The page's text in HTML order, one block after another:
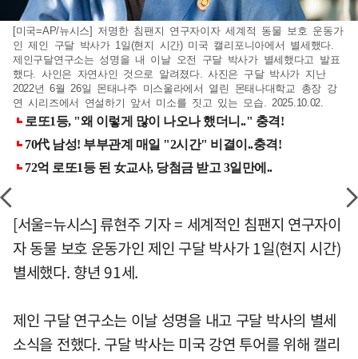
[미국=AP/뉴시스] 저명한 침팬지 연구자이자 세계적 동물 보호 운동가
인 제인 구달 박사가 1일(현지 시간) 미국 캘리포니아에서 별세했다.
제인구달연구소는 성명을 내 이날 오전 구달 박사가 별세했다고 발표
했다. 사인은 자연사인 것으로 알려졌다. 사진은 구달 박사가 지난
2022년 6월 26일 몬태나주 미스울라에서 열린 몬태나대학교 총장 강
연 시리즈에서 연설하기 앞서 미소를 짓고 있는 모습. 2025.10.02.
[서울=뉴시스] 류현주 기자 = 세계적인 침팬지 연구자이
자 동물 보호 운동가인 제인 구달 박사가 1일(현지 시간)
별세했다. 향년 91세.
제인 구달 연구소는 이날 성명을 내고 구달 박사의 별세
소식을 전했다. 구달 박사는 미국 강연 투어를 위해 캘리